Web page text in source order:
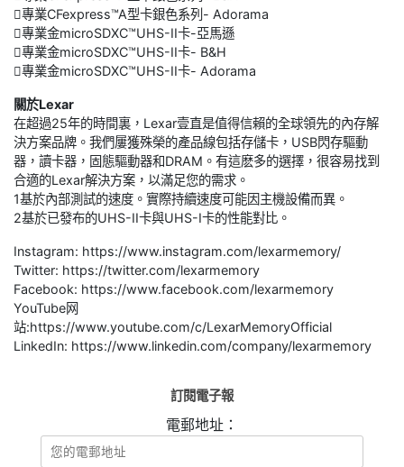
專業CFexpress™A型卡銀色系列- Adorama
專業金microSDXC™UHS-II卡-亞馬遜
專業金microSDXC™UHS-II卡- B&H
專業金microSDXC™UHS-II卡- Adorama
關於Lexar
在超過25年的時間裏，Lexar壹直是值得信賴的全球領先的內存解
決方案品牌。我們屢獲殊榮的產品線包括存儲卡，USB閃存驅動
器，讀卡器，固態驅動器和DRAM。有這麽多的選擇，很容易找到
合適的Lexar解決方案，以滿足您的需求。
1基於內部測試的速度。實際持續速度可能因主機設備而異。
2基於已發布的UHS-II卡與UHS-I卡的性能對比。
Instagram: https://www.instagram.com/lexarmemory/
Twitter: https://twitter.com/lexarmemory
Facebook: https://www.facebook.com/lexarmemory
YouTube网
站:https://www.youtube.com/c/LexarMemoryOfficial
LinkedIn: https://www.linkedin.com/company/lexarmemory
訂閱電子報
電郵地址：